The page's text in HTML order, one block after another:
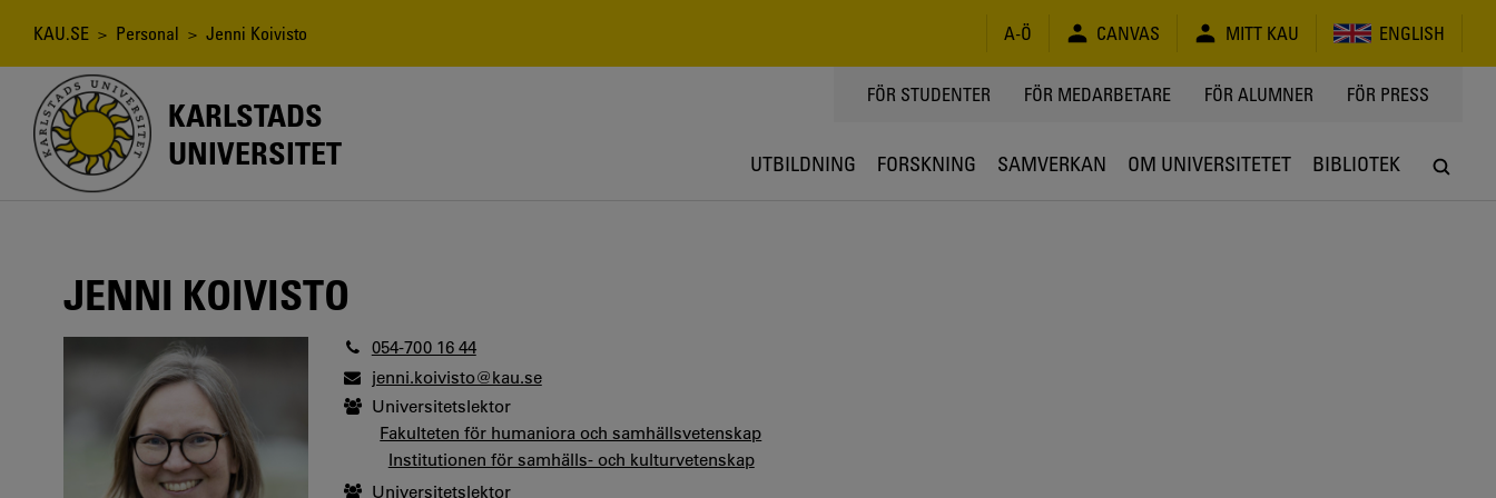
Länkstig
KAU.SE > Personal > Jenni Koivisto A-Ö CANVAS MITT KAU ENGLISH
KARLSTADS
UNIVERSITET
TOPPMENY
FÖR STUDENTER FÖR MEDARBETARE FÖR ALUMNER FÖR PRESS
UTBILDNING FORSKNING SAMVERKAN OM UNIVERSITETET BIBLIOTEK
JENNI KOIVISTO
054-700 16 44
jenni.koivisto@kau.se
Universitetslektor
Fakulteten för humaniora och samhällsvetenskap
Institutionen för samhälls- och kulturvetenskap
Universitetslektor